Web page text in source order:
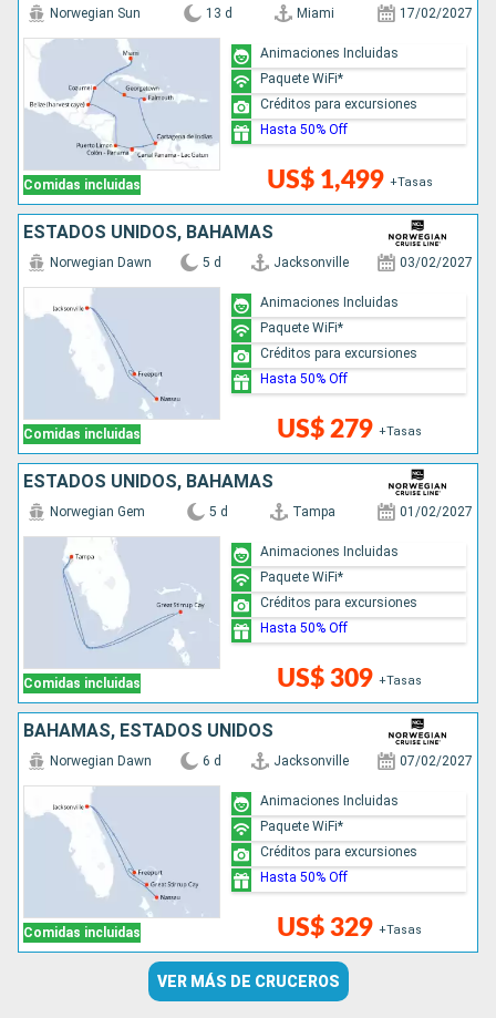
Comidas incluidas
Norwegian Sun 13 d Miami 17/02/2027
US$ 1,499 +Tasas
Animaciones Incluidas
Paquete WiFi*
Créditos para excursiones
Hasta 50% Off
ESTADOS UNIDOS, BAHAMAS
Comidas incluidas
Norwegian Dawn 5 d Jacksonville 03/02/2027
US$ 279 +Tasas
Animaciones Incluidas
Paquete WiFi*
Créditos para excursiones
Hasta 50% Off
ESTADOS UNIDOS, BAHAMAS
Comidas incluidas
Norwegian Gem 5 d Tampa 01/02/2027
US$ 309 +Tasas
Animaciones Incluidas
Paquete WiFi*
Créditos para excursiones
Hasta 50% Off
BAHAMAS, ESTADOS UNIDOS
Comidas incluidas
Norwegian Dawn 6 d Jacksonville 07/02/2027
US$ 329 +Tasas
Animaciones Incluidas
Paquete WiFi*
Créditos para excursiones
Hasta 50% Off
VER MÁS DE CRUCEROS